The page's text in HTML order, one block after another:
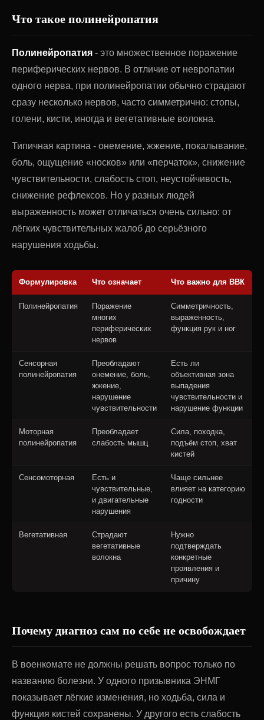
Что такое полинейропатия
Полинейропатия - это множественное поражение
периферических нервов. В отличие от невропатии
одного нерва, при полинейропатии обычно страдают
сразу несколько нервов, часто симметрично: стопы,
голени, кисти, иногда и вегетативные волокна.
Типичная картина - онемение, жжение, покалывание,
боль, ощущение «носков» или «перчаток», снижение
чувствительности, слабость стоп, неустойчивость,
снижение рефлексов. Но у разных людей
выраженность может отличаться очень сильно: от
лёгких чувствительных жалоб до серьёзного
нарушения ходьбы.
Формулировка Что означает Что важно для ВВК
Полинейропатия
Поражение
многих
периферических
нервов
Симметричность,
выраженность,
функция рук и ног
Сенсорная
полинейропатия
Преобладают
онемение, боль,
жжение,
нарушение
чувствительности
Есть ли
объективная зона
выпадения
чувствительности и
нарушение функции
Моторная
полинейропатия
Преобладает
слабость мышц
Сила, походка,
подъём стоп, хват
кистей
Сенсомоторная
Есть и
чувствительные,
и двигательные
нарушения
Чаще сильнее
влияет на категорию
годности
Вегетативная
Страдают
вегетативные
волокна
Нужно
подтверждать
конкретные
проявления и
причину
Почему диагноз сам по себе не освобождает
В военкомате не должны решать вопрос только по
названию болезни. У одного призывника ЭНМГ
показывает лёгкие изменения, но ходьба, сила и
функция кистей сохранены. У другого есть слабость